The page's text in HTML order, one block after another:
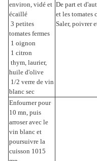
environ, vidé et
écaillé
­ 3 petites
tomates fermes
­ 1 oignon
­ 1 citron
­ thym, laurier,
huile d'olive
­ 1/2 verre de vin
blanc sec
De part et
et les tomates
Saler, poivrer
Enfourner pour
10 mn, puis
arroser avec le
vin blanc et
poursuivre la
cuisson 10­15